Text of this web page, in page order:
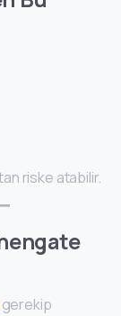
riske atabilir.
gerekip